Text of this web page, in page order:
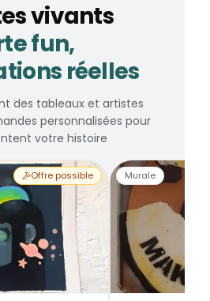
vivants
fun,
réelles
des tableaux et artistes
personnalisées pour
votre histoire
Offre possible Murale